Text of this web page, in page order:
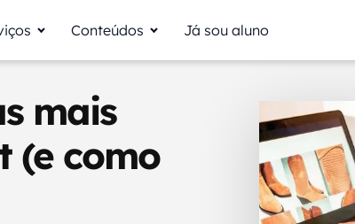
Conteúdos Já sou aluno
mais
(e como